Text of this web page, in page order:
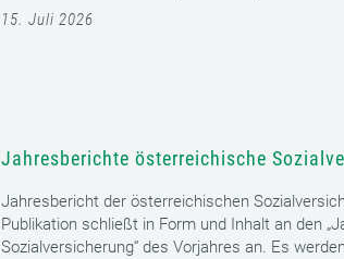
15. Juli 2026
Jahresberichte österreichische
Jahresbericht der österreichischen
Publikation schließt in Form und Inhalt an den
Sozialversicherung“ des Vorjahres an. Es